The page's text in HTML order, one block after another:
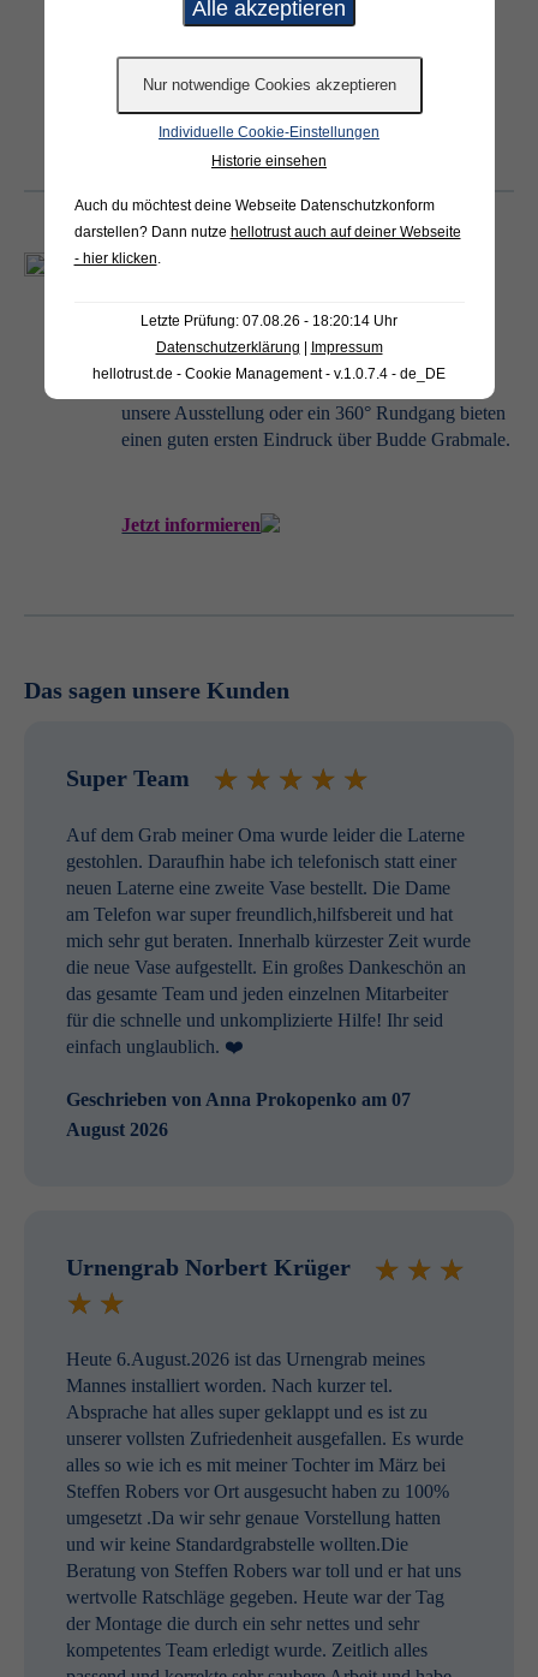
unsere Online-Anfrage.
Grabmale entdecken
Mediathek
Videos aus der Werkstatt, ein Drohnenflug durch
unsere Ausstellung oder ein 360° Rundgang bieten
einen guten ersten Eindruck über Budde Grabmale.
Jetzt informieren
Das sagen unsere Kunden
Super Team
Auf dem Grab meiner Oma wurde leider die Laterne
gestohlen. Daraufhin habe ich telefonisch statt einer
neuen Laterne eine zweite Vase bestellt. Die Dame
am Telefon war super freundlich,hilfsbereit und hat
mich sehr gut beraten. Innerhalb kürzester Zeit wurde
die neue Vase aufgestellt. Ein großes Dankeschön an
das gesamte Team und jeden einzelnen Mitarbeiter
für die schnelle und unkomplizierte Hilfe! Ihr seid
einfach unglaublich. ❤️
Geschrieben von Anna Prokopenko am 07
August 2026
Urnengrab Norbert Krüger
Heute 6.August.2026 ist das Urnengrab meines
Mannes installiert worden. Nach kurzer tel.
Absprache hat alles super geklappt und es ist zu
unserer vollsten Zufriedenheit ausgefallen. Es wurde
alles so wie ich es mit meiner Tochter im März bei
Steffen Robers vor Ort ausgesucht haben zu 100%
umgesetzt .Da wir sehr genaue Vorstellung hatten
und wir keine Standardgrabstelle wollten.Die
Beratung von Steffen Robers war toll und er hat uns
wertvolle Ratschläge gegeben. Heute war der Tag
der Montage die durch ein sehr nettes und sehr
kompetentes Team erledigt wurde. Zeitlich alles
Individuelle Cookie-Einstellungen
Historie einsehen
Auch du möchtest deine Webseite Datenschutzkonform
darstellen? Dann nutze hellotrust auch auf deiner Webseite
- hier klicken.
Letzte Prüfung: 07.08.26 - 18:20:14 Uhr
Datenschutzerklärung
Impressum
hellotrust.de - Cookie Management - v.1.0.7.4 - de_DE